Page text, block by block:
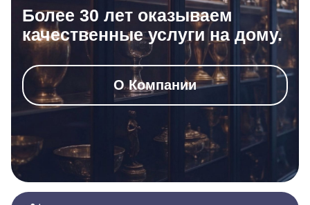
Более 30 лет оказываем
качественные услуги на дому.
О Компании